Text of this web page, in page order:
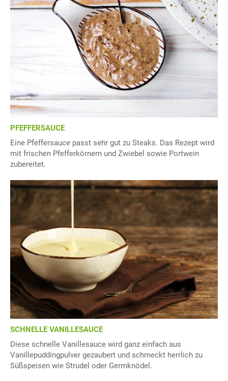
PFEFFERSAUCE
Eine Pfeffersauce passt sehr gut zu Steaks. Das Rezept wird
mit frischen Pfefferkörnern und Zwiebel sowie Portwein
zubereitet.
SCHNELLE VANILLESAUCE
Diese schnelle Vanillesauce wird ganz einfach aus
Vanillepuddingpulver gezaubert und schmeckt herrlich zu
Süßspeisen wie Strudel oder Germknödel.